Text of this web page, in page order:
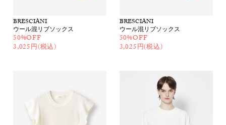
BRESCIANI
ウール混リブソックス
50%OFF
3,025円(税込)
BRESCIANI
ウール混リブソックス
50%OFF
3,025円(税込)